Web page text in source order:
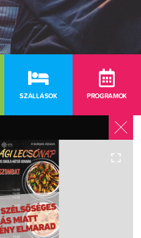
SZÁLLÁSOK PROGRAMOK